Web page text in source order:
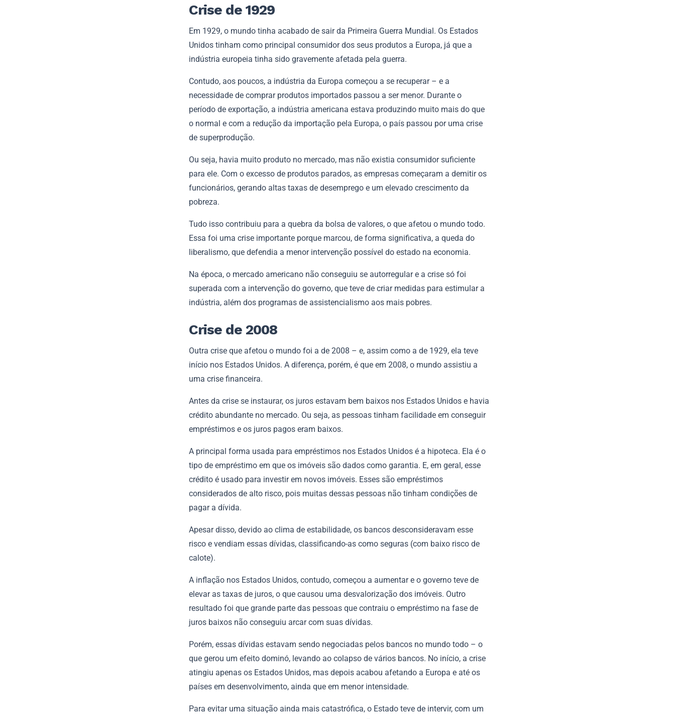
Crise de 1929
Em 1929, o mundo tinha acabado de sair da Primeira Guerra Mundial. Os Estados
Unidos tinham como principal consumidor dos seus produtos a Europa, já que a
indústria europeia tinha sido gravemente afetada pela guerra.
Contudo, aos poucos, a indústria da Europa começou a se recuperar – e a
necessidade de comprar produtos importados passou a ser menor. Durante o
período de exportação, a indústria americana estava produzindo muito mais do que
o normal e com a redução da importação pela Europa, o país passou por uma crise
de superprodução.
Ou seja, havia muito produto no mercado, mas não existia consumidor suficiente
para ele. Com o excesso de produtos parados, as empresas começaram a demitir os
funcionários, gerando altas taxas de desemprego e um elevado crescimento da
pobreza.
Tudo isso contribuiu para a quebra da bolsa de valores, o que afetou o mundo todo.
Essa foi uma crise importante porque marcou, de forma significativa, a queda do
liberalismo, que defendia a menor intervenção possível do estado na economia.
Na época, o mercado americano não conseguiu se autorregular e a crise só foi
superada com a intervenção do governo, que teve de criar medidas para estimular a
indústria, além dos programas de assistencialismo aos mais pobres.
Crise de 2008
Outra crise que afetou o mundo foi a de 2008 – e, assim como a de 1929, ela teve
início nos Estados Unidos. A diferença, porém, é que em 2008, o mundo assistiu a
uma crise financeira.
Antes da crise se instaurar, os juros estavam bem baixos nos Estados Unidos e havia
crédito abundante no mercado. Ou seja, as pessoas tinham facilidade em conseguir
empréstimos e os juros pagos eram baixos.
A principal forma usada para empréstimos nos Estados Unidos é a hipoteca. Ela é o
tipo de empréstimo em que os imóveis são dados como garantia. E, em geral, esse
crédito é usado para investir em novos imóveis. Esses são empréstimos
considerados de alto risco, pois muitas dessas pessoas não tinham condições de
pagar a dívida.
Apesar disso, devido ao clima de estabilidade, os bancos desconsideravam esse
risco e vendiam essas dívidas, classificando-as como seguras (com baixo risco de
calote).
A inflação nos Estados Unidos, contudo, começou a aumentar e o governo teve de
elevar as taxas de juros, o que causou uma desvalorização dos imóveis. Outro
resultado foi que grande parte das pessoas que contraiu o empréstimo na fase de
juros baixos não conseguiu arcar com suas dívidas.
Porém, essas dívidas estavam sendo negociadas pelos bancos no mundo todo – o
que gerou um efeito dominó, levando ao colapso de vários bancos. No início, a crise
atingiu apenas os Estados Unidos, mas depois acabou afetando a Europa e até os
países em desenvolvimento, ainda que em menor intensidade.
Para evitar uma situação ainda mais catastrófica, o Estado teve de intervir, com um